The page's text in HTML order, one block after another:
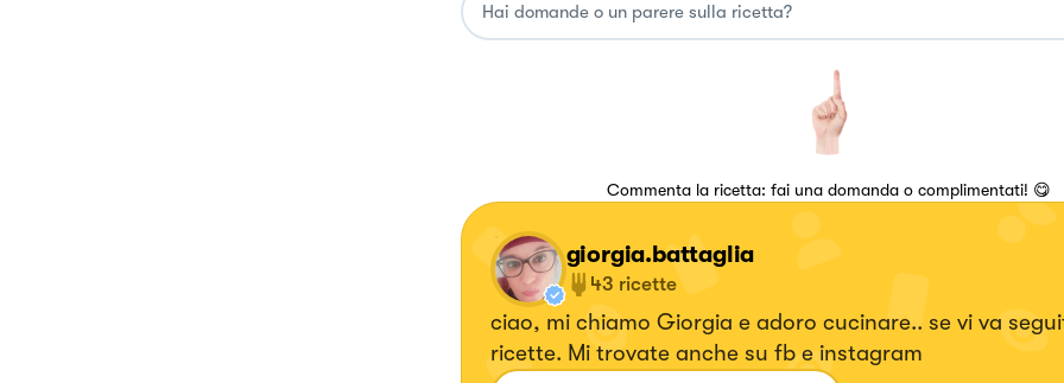
Commenta la ricetta: fai una domanda o complimentati! 😋
giorgia.battaglia
43 ricette
ciao, mi chiamo Giorgia e adoro cucinare.. se vi va
ricette. Mi trovate anche su fb e instagram